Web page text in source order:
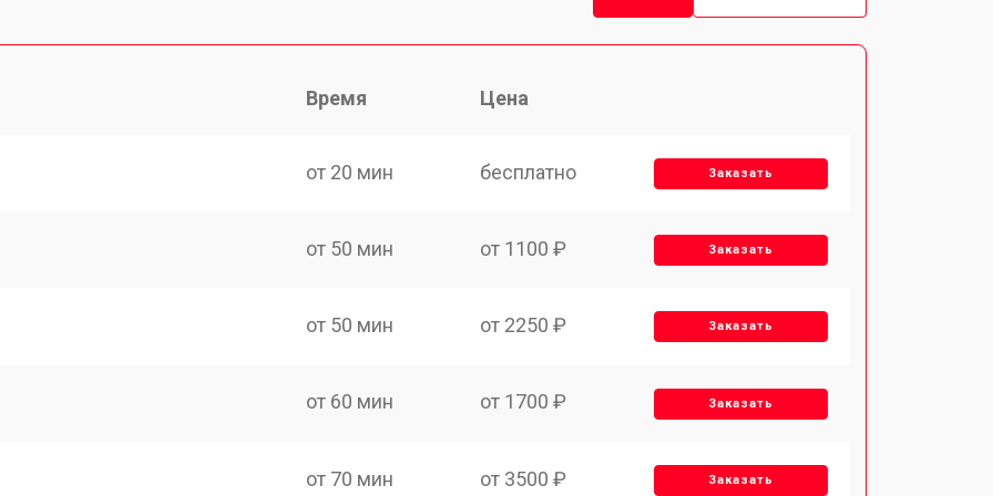
Время Цена
от 20 мин бесплатно Заказать
от 50 мин от 1100 ₽ Заказать
от 50 мин от 2250 ₽ Заказать
от 60 мин от 1700 ₽ Заказать
от 70 мин от 3500 ₽ Заказать